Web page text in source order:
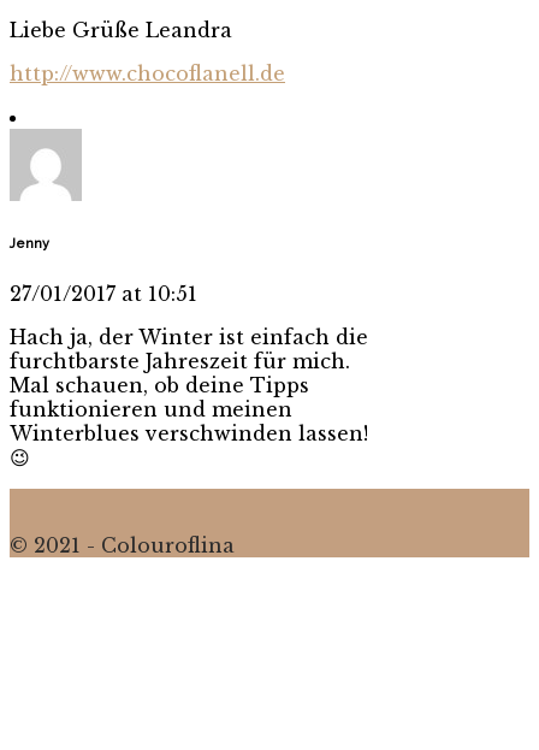
Liebe Grüße Leandra
http://www.chocoflanell.de
Jenny
27/01/2017 at 10:51
Hach ja, der Winter ist einfach die
furchtbarste Jahreszeit für mich.
Mal schauen, ob deine Tipps
funktionieren und meinen
Winterblues verschwinden lassen!
😉
© 2021 - Colouroflina